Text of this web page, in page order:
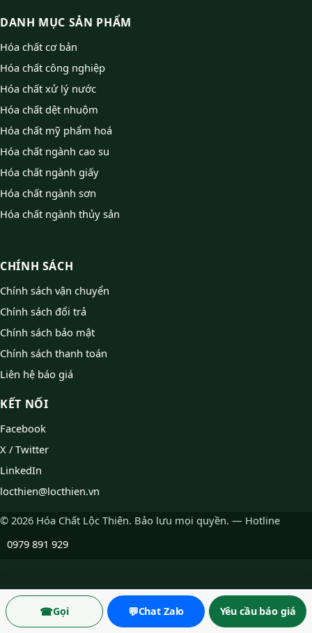
DANH MỤC SẢN PHẨM
Hóa chất cơ bản
Hóa chất công nghiệp
Hóa chất xử lý nước
Hóa chất dệt nhuộm
Hóa chất mỹ phẩm hoá
Hóa chất ngành cao su
Hóa chất ngành giấy
Hóa chất ngành sơn
Hóa chất ngành thủy sản
CHÍNH SÁCH
Chính sách vận chuyển
Chính sách đổi trả
Chính sách bảo mật
Chính sách thanh toán
Liên hệ báo giá
KẾT NỐI
Facebook
X / Twitter
LinkedIn
locthien@locthien.vn
© 2026 Hóa Chất Lộc Thiên. Bảo lưu mọi quyền. — Hotline
0979 891 929
☎Gọi 💬Chat Zalo Yêu cầu báo giá